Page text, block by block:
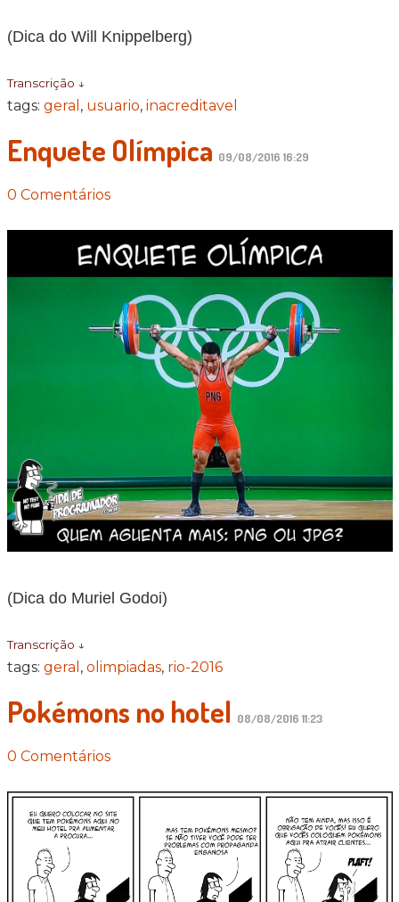
(Dica do Will Knippelberg)
Transcrição ↓
tags: geral , usuario, inacreditavel
Enquete Olímpica 09/08/2016 16:29
0 Comentários
(Dica do Muriel Godoi)
Transcrição ↓
tags: geral , olimpiadas, rio-2016
Pokémons no hotel 08/08/2016 11:23
0 Comentários